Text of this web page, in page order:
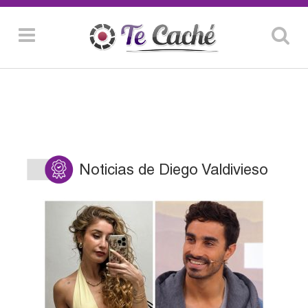
Noticias de Diego Valdivieso